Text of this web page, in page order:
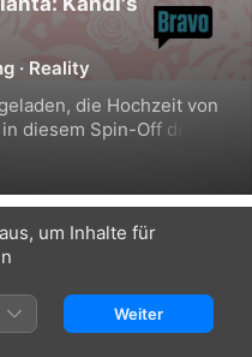
· Reality
die Hochzeit von
diesem Spin-Off der US-
um Inhalte für
Weiter